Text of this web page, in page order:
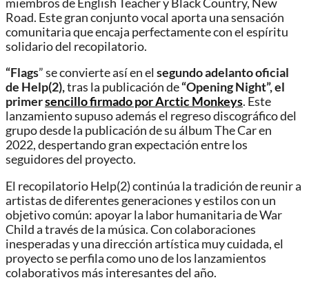
Road. Este gran conjunto vocal aporta una sensación
comunitaria que encaja perfectamente con el espíritu
solidario del recopilatorio.
“Flags” se convierte así en el segundo adelanto oficial
de Help(2),tras la publicación de“Opening Night”, el
primersencillo firmado porArctic Monkeys. Este
lanzamiento supuso además el regreso discográfico del
grupo desde la publicación de su álbumThe Caren
2022, despertando gran expectación entre los
seguidores del proyecto.
El recopilatorio Help(2) continúa la tradición de reunir a
artistas de diferentes generaciones y estilos con un
objetivo común: apoyar la labor humanitaria de War
Child a través de la música. Con colaboraciones
inesperadas y una dirección artística muy cuidada, el
proyecto se perfila como uno de los lanzamientos
colaborativos más interesantes del año.